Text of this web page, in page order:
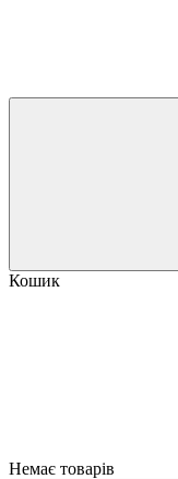
Кошик
Немає товарів